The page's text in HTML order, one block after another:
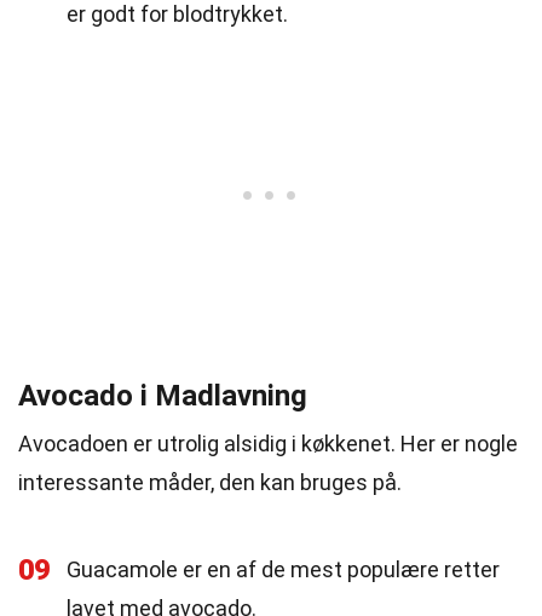
er godt for blodtrykket.
Avocado i Madlavning
Avocadoen er utrolig alsidig i køkkenet. Her er nogle
interessante måder, den kan bruges på.
09
Guacamole er en af de mest populære retter
lavet med avocado.